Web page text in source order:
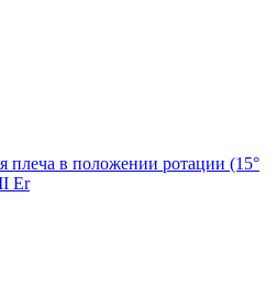
плеча в положении ротации (15°
Er